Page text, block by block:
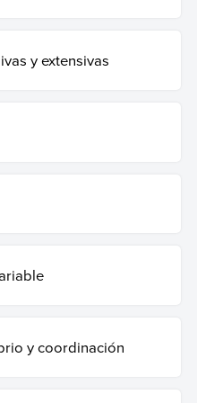
y extensivas
y coordinación